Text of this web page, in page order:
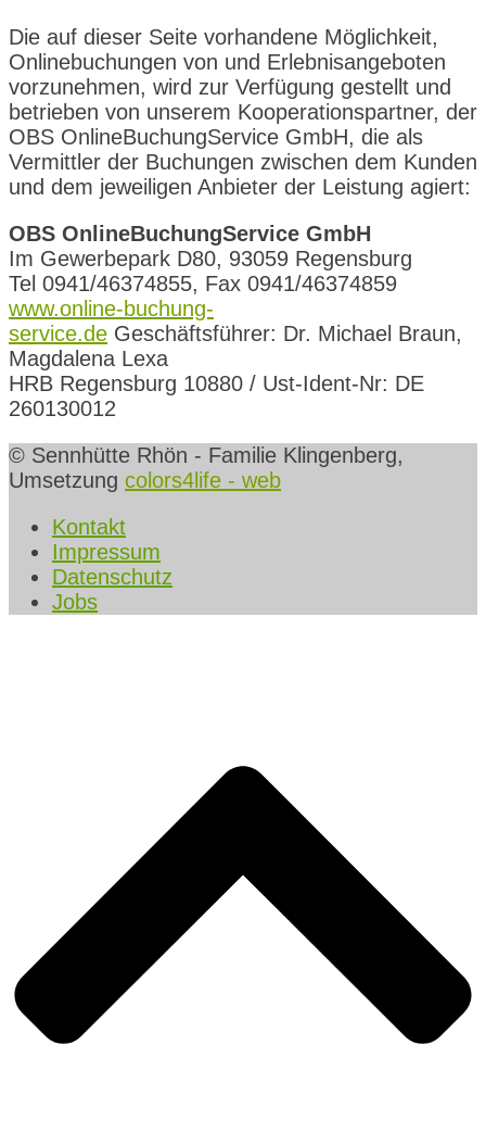
Die auf dieser Seite vorhandene Möglichkeit,
Onlinebuchungen von und Erlebnisangeboten
vorzunehmen, wird zur Verfügung gestellt und
betrieben von unserem Kooperationspartner, der
OBS OnlineBuchungService GmbH, die als
Vermittler der Buchungen zwischen dem Kunden
und dem jeweiligen Anbieter der Leistung agiert:
OBS OnlineBuchungService GmbH
Im Gewerbepark D80, 93059 Regensburg
Tel 0941/46374855, Fax 0941/46374859
www.online-buchung-
service.de Geschäftsführer: Dr. Michael Braun,
Magdalena Lexa
HRB Regensburg 10880 / Ust-Ident-Nr: DE
260130012
© Sennhütte Rhön - Familie Klingenberg,
Umsetzung colors4life - web
Kontakt
Impressum
Datenschutz
Jobs